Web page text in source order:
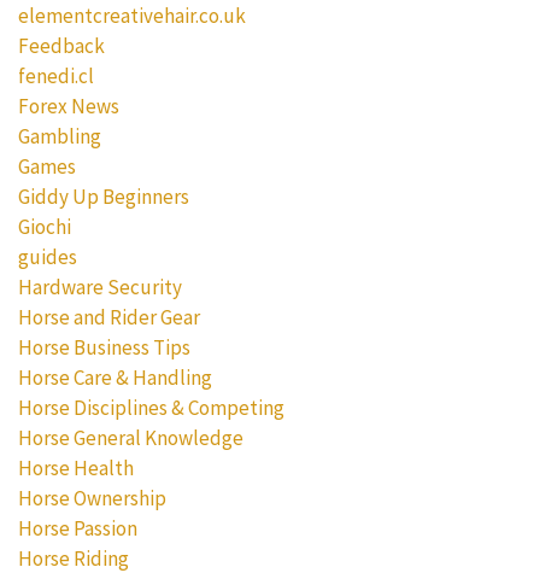
elementcreativehair.co.uk
Feedback
fenedi.cl
Forex News
Gambling
Games
Giddy Up Beginners
Giochi
guides
Hardware Security
Horse and Rider Gear
Horse Business Tips
Horse Care & Handling
Horse Disciplines & Competing
Horse General Knowledge
Horse Health
Horse Ownership
Horse Passion
Horse Riding